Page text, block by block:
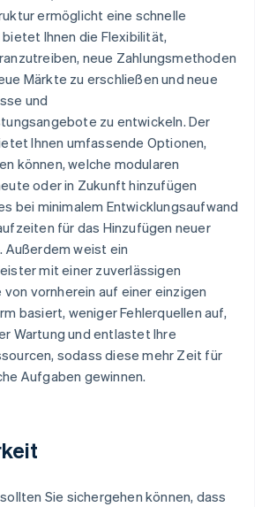
ermöglicht eine schnelle
Ihnen die Flexibilität,
neue Zahlungsmethoden
Märkte zu erschließen und neue
und
zu entwickeln. Der
Ihnen umfassende Optionen,
können, welche modularen
oder in Zukunft hinzufügen
bei minimalem Entwicklungsaufwand
für das Hinzufügen neuer
Außerdem weist ein
mit einer zuverlässigen
vornherein auf einer einzigen
basiert, weniger Fehlerquellen auf,
Wartung und entlastet Ihre
sodass diese mehr Zeit für
Aufgaben gewinnen.
Sie sichergehen können, dass